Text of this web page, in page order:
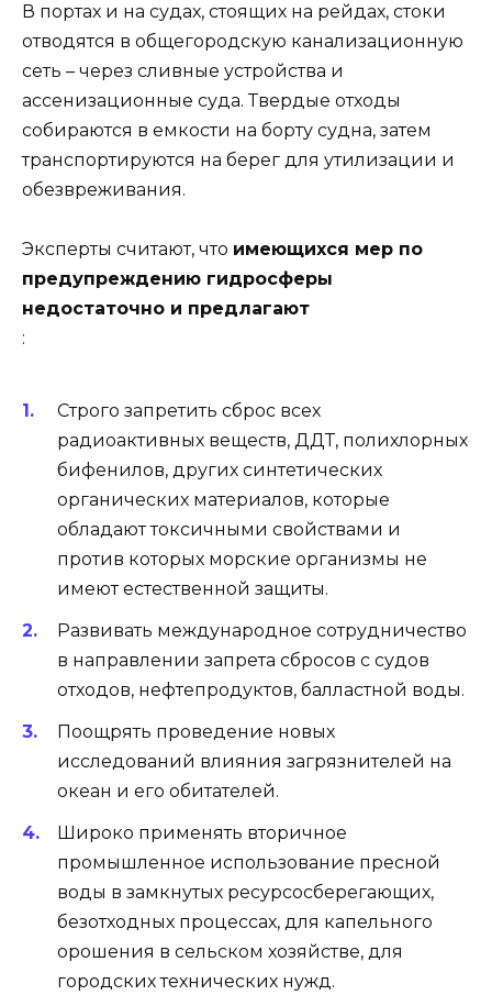
В портах и на судах, стоящих на рейдах, стоки
отводятся в общегородскую канализационную
сеть – через сливные устройства и
ассенизационные суда. Твердые отходы
собираются в емкости на борту судна, затем
транспортируются на берег для утилизации и
обезвреживания.
Эксперты считают, что имеющихся мер по
предупреждению гидросферы
недостаточно и предлагают
:
Строго запретить сброс всех
радиоактивных веществ, ДДТ, полихлорных
бифенилов, других синтетических
органических материалов, которые
обладают токсичными свойствами и
против которых морские организмы не
имеют естественной защиты.
Развивать международное сотрудничество
в направлении запрета сбросов с судов
отходов, нефтепродуктов, балластной воды.
Поощрять проведение новых
исследований влияния загрязнителей на
океан и его обитателей.
Широко применять вторичное
промышленное использование пресной
воды в замкнутых ресурсосберегающих,
безотходных процессах, для капельного
орошения в сельском хозяйстве, для
городских технических нужд.